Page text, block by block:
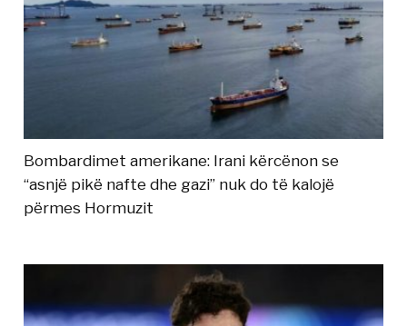
Bombardimet amerikane: Irani kërcënon se
“asnjë pikë nafte dhe gazi” nuk do të kalojë
përmes Hormuzit